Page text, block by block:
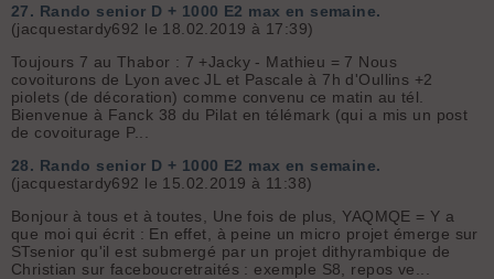
27. Rando senior D + 1000 E2 max en semaine.
(jacquestardy692 le 18.02.2019 à 17:39)
Toujours 7 au Thabor : 7 +Jacky - Mathieu = 7 Nous
covoiturons de Lyon avec JL et Pascale à 7h d'Oullins +2
piolets (de décoration) comme convenu ce matin au tél.
Bienvenue à Fanck 38 du Pilat en télémark (qui a mis un post
de covoiturage P...
28. Rando senior D + 1000 E2 max en semaine.
(jacquestardy692 le 15.02.2019 à 11:38)
Bonjour à tous et à toutes, Une fois de plus, YAQMQE = Y a
que moi qui écrit : En effet, à peine un micro projet émerge sur
STsenior qu'il est submergé par un projet dithyrambique de
Christian sur faceboucretraités : exemple S8, repos ve...